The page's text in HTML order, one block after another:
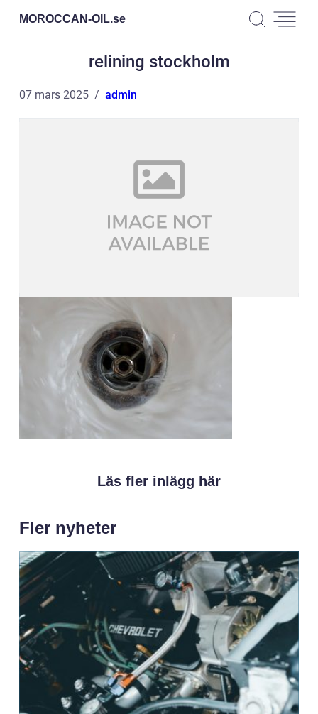
MOROCCAN-OIL.se
relining stockholm
07 mars 2025 admin
Läs fler inlägg här
Fler nyheter